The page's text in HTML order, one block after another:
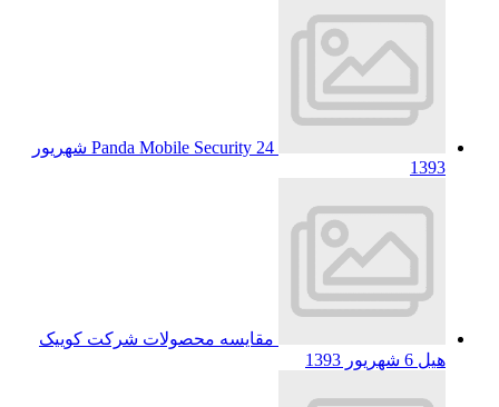
Panda Mobile Security 24 شهریور
1393
مقایسه محصولات شرکت کوییک
هیل 6 شهریور 1393